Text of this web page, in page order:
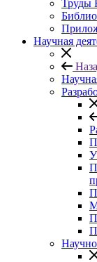
Научная